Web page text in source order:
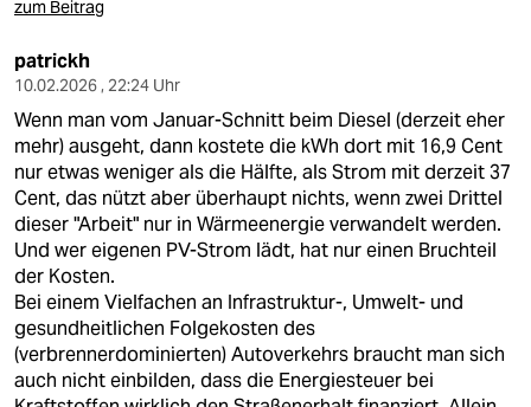
zum Beitrag
patrickh
10.02.2026 , 22:24 Uhr
Wenn man vom Januar-Schnitt beim Diesel (derzeit eher
mehr) ausgeht, dann kostete die kWh dort mit 16,9 Cent
nur etwas weniger als die Hälfte, als Strom mit derzeit 37
Cent, das nützt aber überhaupt nichts, wenn zwei Drittel
dieser "Arbeit" nur in Wärmeenergie verwandelt werden.
Und wer eigenen PV-Strom lädt, hat nur einen Bruchteil
der Kosten.
Bei einem Vielfachen an Infrastruktur-, Umwelt- und
gesundheitlichen Folgekosten des
(verbrennerdominierten) Autoverkehrs braucht man sich
auch nicht einbilden, dass die Energiesteuer bei